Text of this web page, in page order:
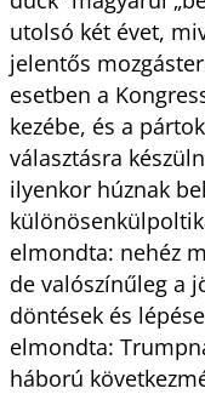
utolsó két évet,
jelentős
esetben a
kezébe, és a
választásra
ilyenkor húznak
elmondta: nehéz
de valószínűleg a
döntések és
elmondta:
háború